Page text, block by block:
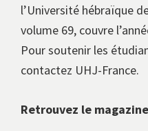
l’Université hébraïque
volume 69, couvre
Pour soutenir les
contactez UHJ-France.
Retrouvez le